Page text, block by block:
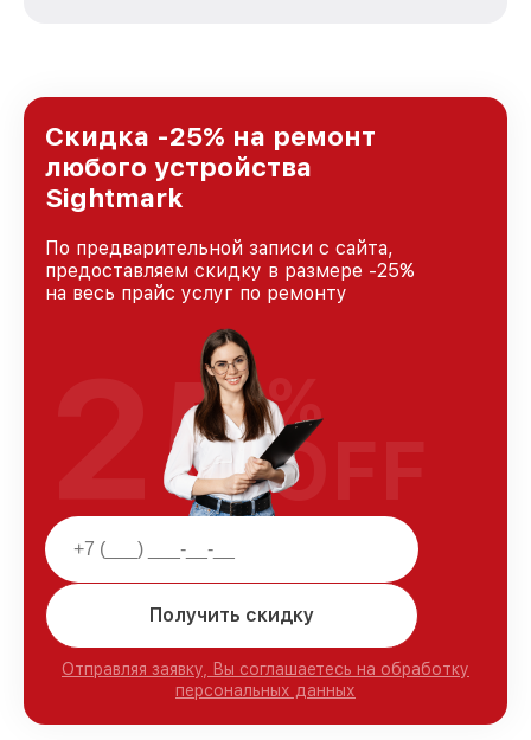
городе Москве, постоянно повышая уровень
доверия и лояльности наших клиентов.
Скидка -25% на ремонт
любого устройства
Sightmark
По предварительной записи с сайта,
предоставляем скидку в размере -25%
на весь прайс услуг по ремонту
Получить скидку
Отправляя заявку, Вы соглашаетесь на обработку
персональных данных
25%
OFF